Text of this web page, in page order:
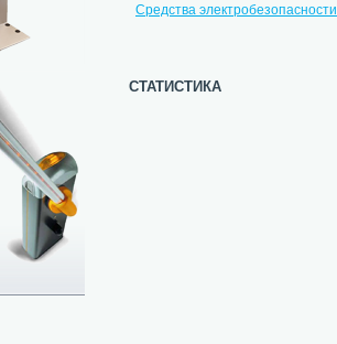
Средства электробезопасности
статистика